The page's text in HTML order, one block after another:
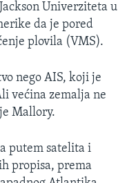
Univerziteta u
da je pored
plovila (VMS).
nego AIS, koji je
većina zemalja ne
Mallory.
putem satelita i
propisa, prema